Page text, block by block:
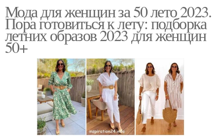
Мода для женщин за 50 лето 2023.
Пора готовиться к лету: подборка
летних образов 2023 для женщин
50+